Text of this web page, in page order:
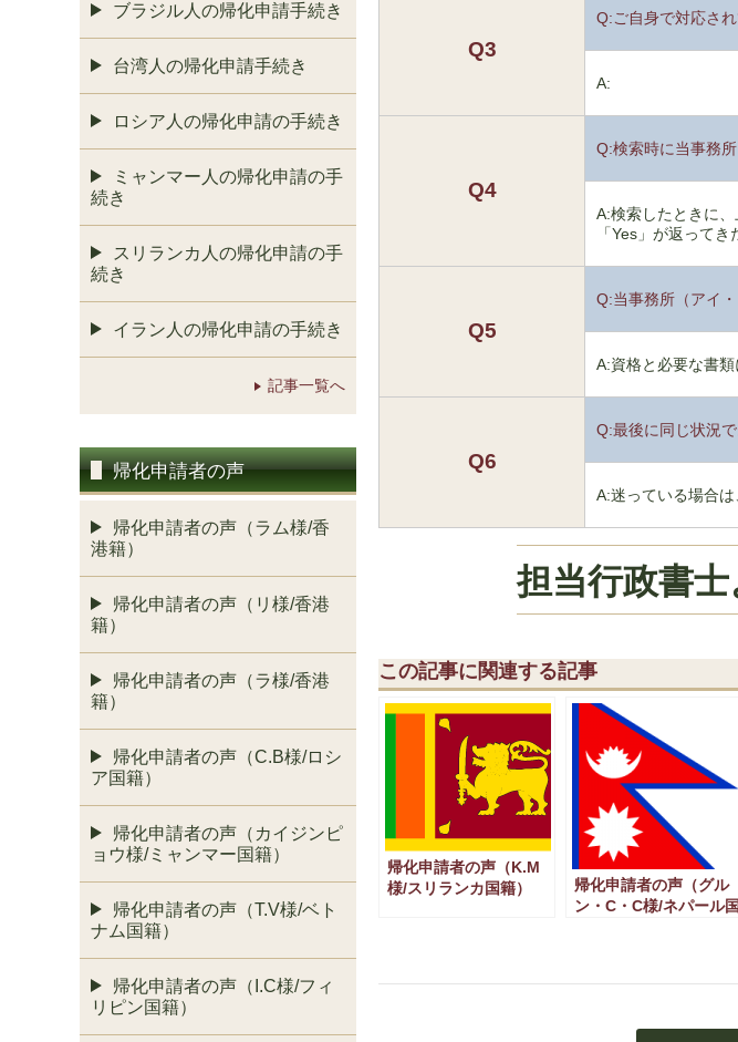
Q3
Q:ご自身で対応さ
A:
Q4
Q:検索時に当事務
A:検索したときに
「Yes」が返ってき
Q5
Q:当事務所（アイ
A:資格と必要な書
Q6
Q:最後に同じ状況
A:迷っている場合は
担当行政書
この記事に関連する記事
帰化申請者の声（K.M
様/スリランカ国籍）
帰化申請者の声（グル
ン・C・C様/ネパール国
ブラジル人の帰化申請手続き
台湾人の帰化申請手続き
ロシア人の帰化申請の手続き
ミャンマー人の帰化申請の手
続き
スリランカ人の帰化申請の手
続き
イラン人の帰化申請の手続き
記事一覧へ
帰化申請者の声
帰化申請者の声（ラム様/香
港籍）
帰化申請者の声（リ様/香港
籍）
帰化申請者の声（ラ様/香港
籍）
帰化申請者の声（C.B様/ロシ
ア国籍）
帰化申請者の声（カイジンピ
ョウ様/ミャンマー国籍）
帰化申請者の声（T.V様/ベト
ナム国籍）
帰化申請者の声（I.C様/フィ
リピン国籍）